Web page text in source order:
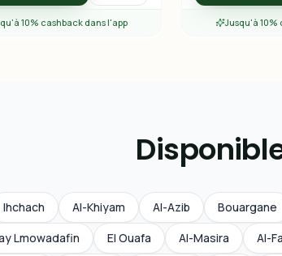
10% cashback dans l'app Jusqu'à 10%
Ihchach Al-Khiyam Al-Azib Bouargane
Lmowadafin
El Ouafa Al-Masira Al-